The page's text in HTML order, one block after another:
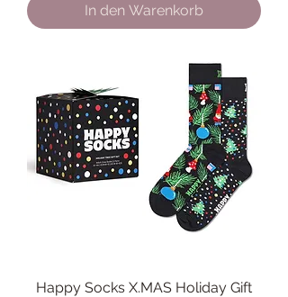
In den Warenkorb
Happy Socks X.MAS Holiday Gift